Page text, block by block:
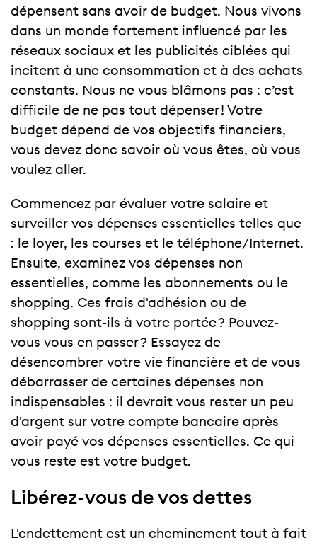
dépensent sans avoir de budget. Nous vivons
dans un monde fortement influencé par les
réseaux sociaux et les publicités ciblées qui
incitent à une consommation et à des achats
constants. Nous ne vous blâmons pas : c’est
difficile de ne pas tout dépenser ! Votre
budget dépend de vos objectifs financiers,
vous devez donc savoir où vous êtes, où vous
voulez aller.
Commencez par évaluer votre salaire et
surveiller vos dépenses essentielles telles que
: le loyer, les courses et le téléphone/Internet.
Ensuite, examinez vos dépenses non
essentielles, comme les abonnements ou le
shopping. Ces frais d'adhésion ou de
shopping sont-ils à votre portée ? Pouvez-
vous vous en passer ? Essayez de
désencombrer votre vie financière et de vous
débarrasser de certaines dépenses non
indispensables : il devrait vous rester un peu
d'argent sur votre compte bancaire après
avoir payé vos dépenses essentielles. Ce qui
vous reste est votre budget.
Libérez-vous de vos dettes
L'endettement est un cheminement tout à fait